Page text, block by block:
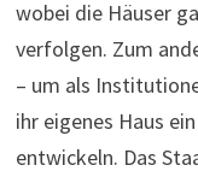
wobei die Häuser
verfolgen. Zum
– um als
ihr eigenes Haus
entwickeln. Das